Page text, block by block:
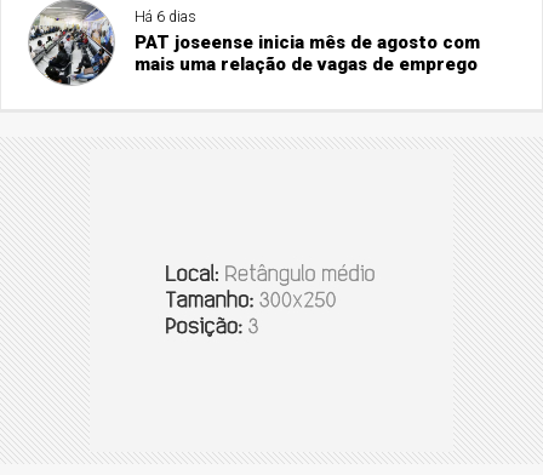
Há 6 dias
PAT joseense inicia mês de agosto com
mais uma relação de vagas de emprego